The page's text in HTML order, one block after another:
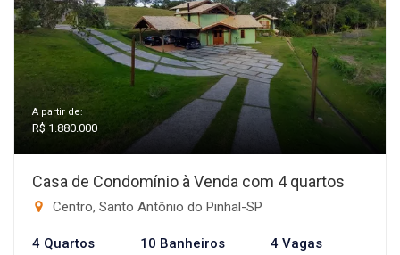
A partir de:
R$ 1.880.000
Casa de Condomínio à Venda com 4 quartos
Centro, Santo Antônio do Pinhal-SP
4 Quartos 10 Banheiros 4 Vagas